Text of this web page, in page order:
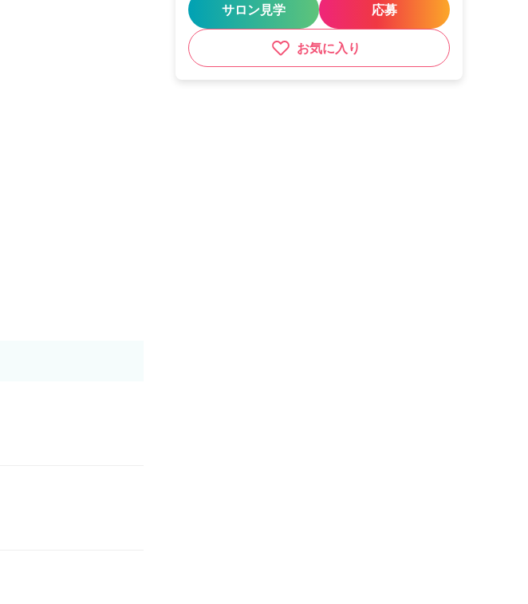
サロン見学 応募
お気に入り